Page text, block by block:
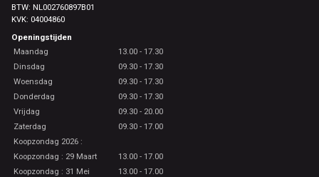
BTW: NL002760897B01
KVK: 04004860
Openingstijden
Maandag
13.00 - 17.30
Dinsdag
09.30 - 17.30
Woensdag
09.30 - 17.30
Donderdag
09.30 - 17.30
Vrijdag
09.30 - 20.00
Zaterdag
09.30 - 17.00
Koopzondag 2026 :
Koopzondag : 29 Maart
13.00 - 17.00
Koopzondag : 31 Mei
13.00 - 17.00